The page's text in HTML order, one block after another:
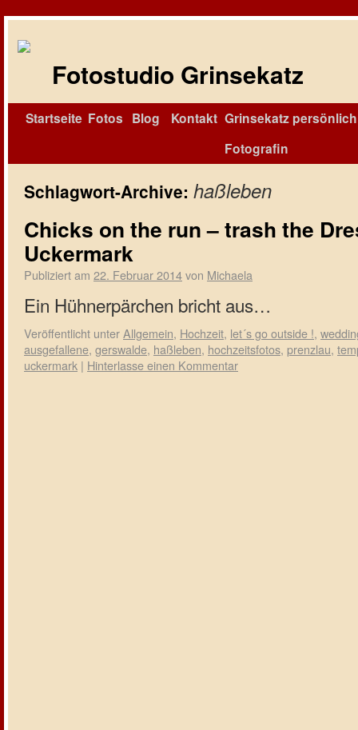
Fotostudio Grinsekatz
Startseite Fotos Blog Kontakt Grinsekatz
Fotografin
Schlagwort-Archive: haßleben
Chicks on the run – trash the
Uckermark
Publiziert am 22. Februar 2014von Michaela
Ein Hühnerpärchen bricht aus…
Veröffentlicht unterAllgemein, Hochzeit, let´s go outside !,
ausgefallene, gerswalde, haßleben, hochzeitsfotos, prenzlau,
uckermark | Hinterlasse einen Kommentar